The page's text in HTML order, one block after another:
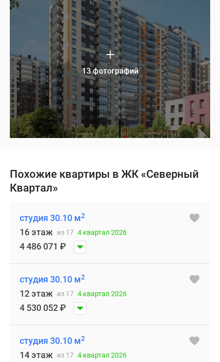
13 фотографий
Похожие квартиры в ЖК «Северный
Квартал»
студия 30.10 м2
16 этаж из 17 4 квартал 2026
4 486 071 ₽
студия 30.10 м2
12 этаж из 17 4 квартал 2026
4 530 052₽
студия 30.10 м2
14 этаж из 17 4 квартал 2026